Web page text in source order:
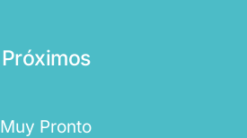
Próximos
Muy Pronto